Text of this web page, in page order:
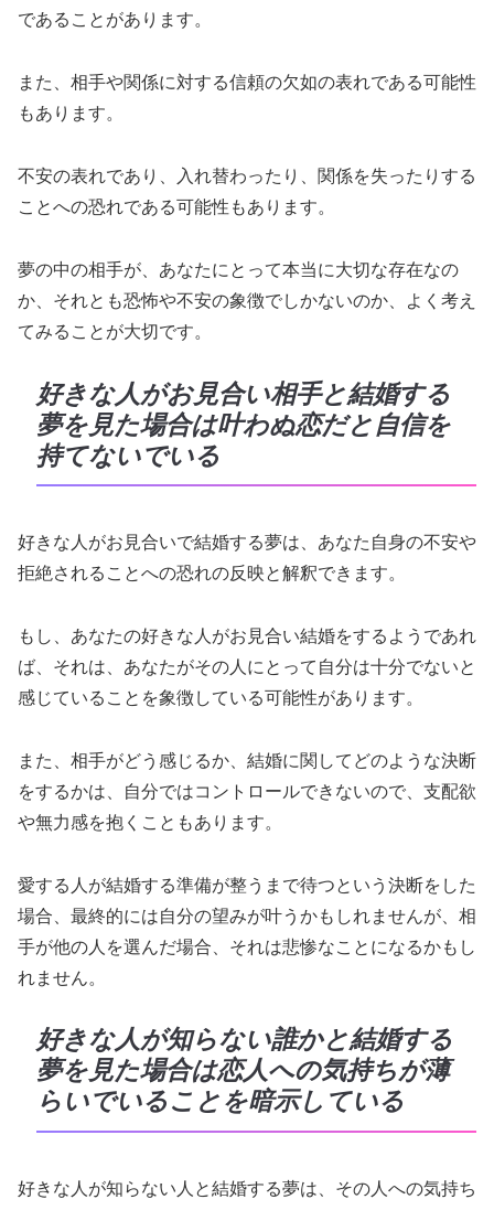
であることがあります。
また、相手や関係に対する信頼の欠如の表れである可能性
もあります。
不安の表れであり、入れ替わったり、関係を失ったりする
ことへの恐れである可能性もあります。
夢の中の相手が、あなたにとって本当に大切な存在なの
か、それとも恐怖や不安の象徴でしかないのか、よく考え
てみることが大切です。
好きな人がお見合い相手と結婚する
夢を見た場合は叶わぬ恋だと自信を
持てないでいる
好きな人がお見合いで結婚する夢は、あなた自身の不安や
拒絶されることへの恐れの反映と解釈できます。
もし、あなたの好きな人がお見合い結婚をするようであれ
ば、それは、あなたがその人にとって自分は十分でないと
感じていることを象徴している可能性があります。
また、相手がどう感じるか、結婚に関してどのような決断
をするかは、自分ではコントロールできないので、支配欲
や無力感を抱くこともあります。
愛する人が結婚する準備が整うまで待つという決断をした
場合、最終的には自分の望みが叶うかもしれませんが、相
手が他の人を選んだ場合、それは悲惨なことになるかもし
れません。
好きな人が知らない誰かと結婚する
夢を見た場合は恋人への気持ちが薄
らいでいることを暗示している
好きな人が知らない人と結婚する夢は、その人への気持ち